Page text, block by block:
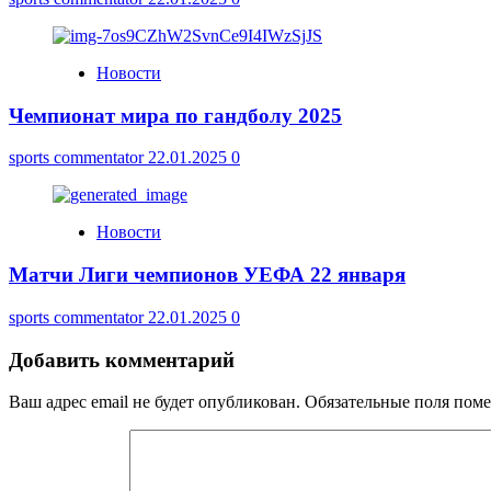
Новости
Чемпионат мира по гандболу 2025
sports commentator22.01.2025 0
Новости
Матчи Лиги чемпионов УЕФА 22 января
sports commentator 22.01.2025 0
Добавить комментарий
Ваш адрес email не будет опубликован. Обязательные поля